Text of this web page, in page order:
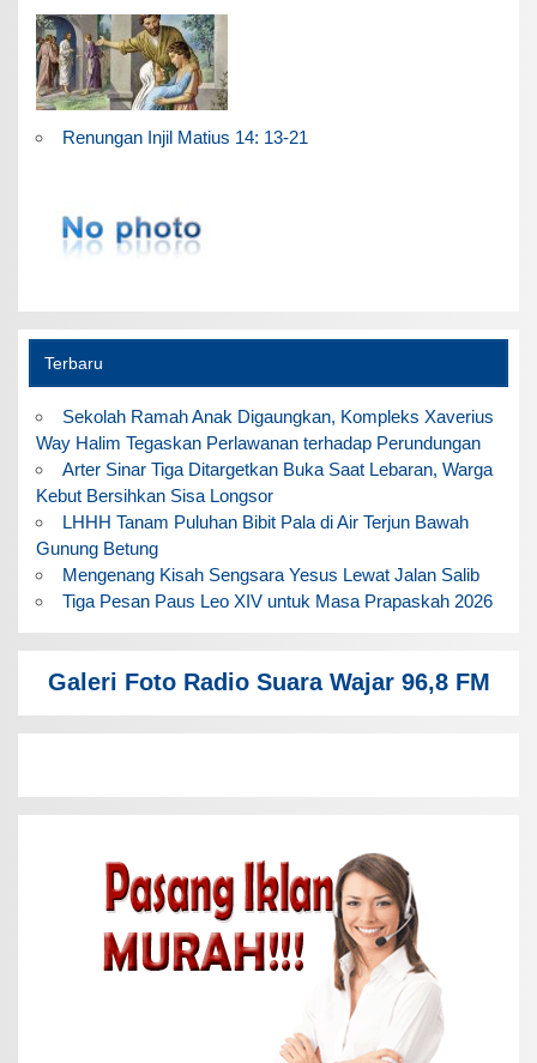
Renungan Injil Matius 14: 13-21
Terbaru
Sekolah Ramah Anak Digaungkan, Kompleks Xaverius
Way Halim Tegaskan Perlawanan terhadap Perundungan
Arter Sinar Tiga Ditargetkan Buka Saat Lebaran, Warga
Kebut Bersihkan Sisa Longsor
LHHH Tanam Puluhan Bibit Pala di Air Terjun Bawah
Gunung Betung
Mengenang Kisah Sengsara Yesus Lewat Jalan Salib
Tiga Pesan Paus Leo XIV untuk Masa Prapaskah 2026
Galeri Foto Radio Suara Wajar 96,8 FM